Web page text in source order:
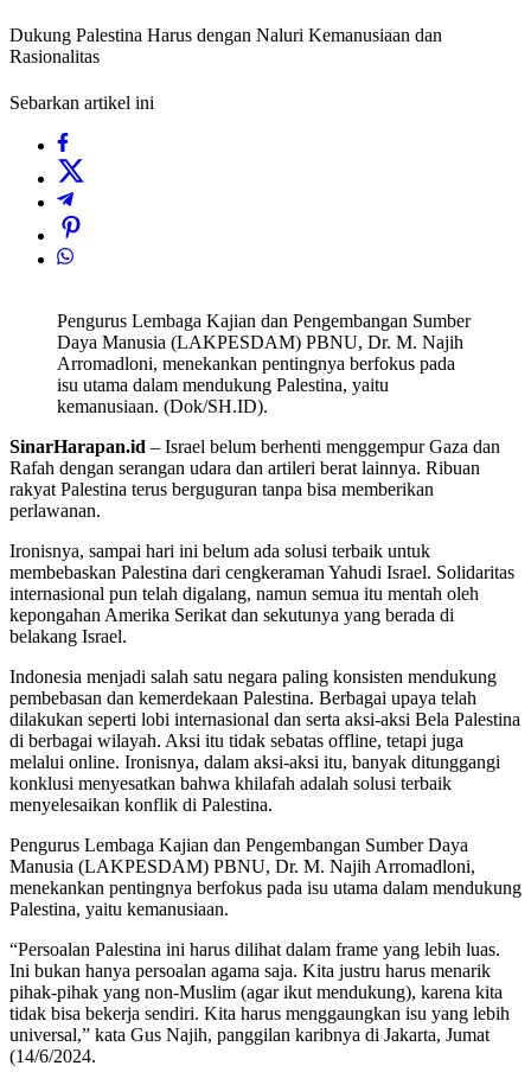
Dukung Palestina Harus dengan Naluri Kemanusiaan dan
Rasionalitas
Sebarkan artikel ini
Pengurus Lembaga Kajian dan Pengembangan Sumber
Daya Manusia (LAKPESDAM) PBNU, Dr. M. Najih
Arromadloni, menekankan pentingnya berfokus pada
isu utama dalam mendukung Palestina, yaitu
kemanusiaan. (Dok/SH.ID).
SinarHarapan.id – Israel belum berhenti menggempur Gaza dan
Rafah dengan serangan udara dan artileri berat lainnya. Ribuan
rakyat Palestina terus berguguran tanpa bisa memberikan
perlawanan.
Ironisnya, sampai hari ini belum ada solusi terbaik untuk
membebaskan Palestina dari cengkeraman Yahudi Israel. Solidaritas
internasional pun telah digalang, namun semua itu mentah oleh
kepongahan Amerika Serikat dan sekutunya yang berada di
belakang Israel.
Indonesia menjadi salah satu negara paling konsisten mendukung
pembebasan dan kemerdekaan Palestina. Berbagai upaya telah
dilakukan seperti lobi internasional dan serta aksi-aksi Bela Palestina
di berbagai wilayah. Aksi itu tidak sebatas offline, tetapi juga
melalui online. Ironisnya, dalam aksi-aksi itu, banyak ditunggangi
konklusi menyesatkan bahwa khilafah adalah solusi terbaik
menyelesaikan konflik di Palestina.
Pengurus Lembaga Kajian dan Pengembangan Sumber Daya
Manusia (LAKPESDAM) PBNU, Dr. M. Najih Arromadloni,
menekankan pentingnya berfokus pada isu utama dalam mendukung
Palestina, yaitu kemanusiaan.
“Persoalan Palestina ini harus dilihat dalam frame yang lebih luas.
Ini bukan hanya persoalan agama saja. Kita justru harus menarik
pihak-pihak yang non-Muslim (agar ikut mendukung), karena kita
tidak bisa bekerja sendiri. Kita harus menggaungkan isu yang lebih
universal,” kata Gus Najih, panggilan karibnya di Jakarta, Jumat
(14/6/2024.